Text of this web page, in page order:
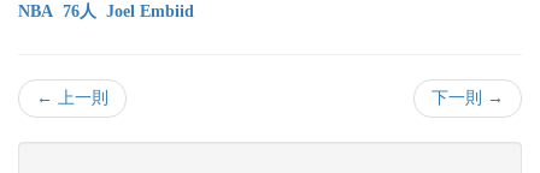
NBA 76人 Joel Embiid
← 上一則 下一則 →